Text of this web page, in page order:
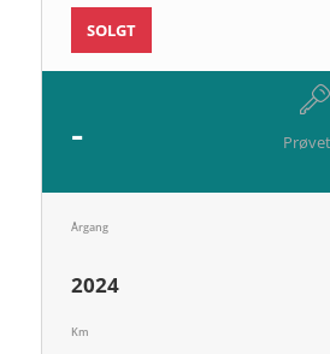
SOLGT
-
Årgang
2024
Km